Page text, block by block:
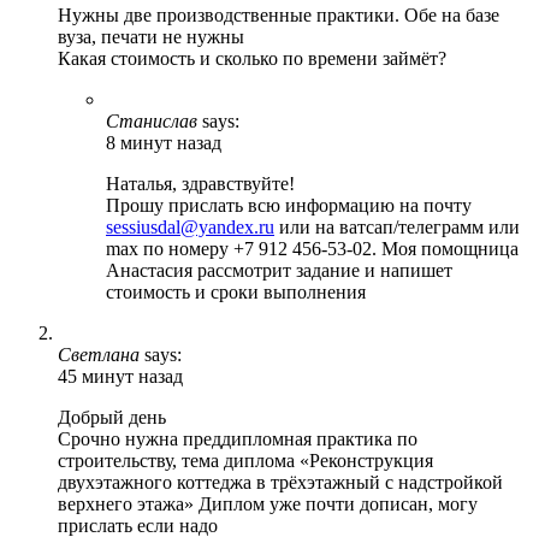
Нужны две производственные практики. Обе на базе
вуза, печати не нужны
Какая стоимость и сколько по времени займёт?
Станислав says:
8 минут назад
Наталья, здравствуйте!
Прошу прислать всю информацию на почту
sessiusdal@yandex.ru или на ватсап/телеграмм или
max по номеру +7 912 456-53-02. Моя помощница
Анастасия рассмотрит задание и напишет
стоимость и сроки выполнения
Светлана says:
45 минут назад
Добрый день
Срочно нужна преддипломная практика по
строительству, тема диплома «Реконструкция
двухэтажного коттеджа в трёхэтажный с надстройкой
верхнего этажа» Диплом уже почти дописан, могу
прислать если надо